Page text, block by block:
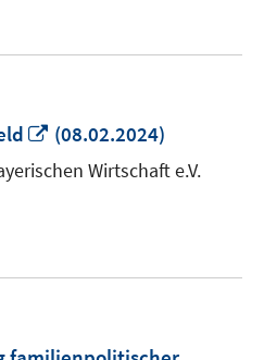
In
neuem
Fenster
(08.02.2024)
Wirtschaft e.V.